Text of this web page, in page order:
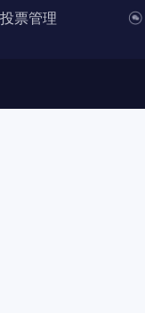
投票管理